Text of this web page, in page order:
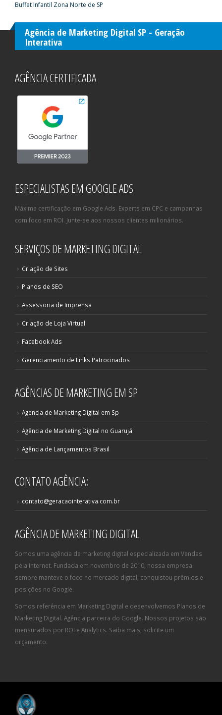
Buffet Infantil Zona Norte de SP
Agência de Marketing Digital SP - Geração
Interativa
AGÊNCIA CERTIFICADA
ESPECIALISTAS EM GOOGLE ADS
Máxima certificação em Google Ads. Experts em CPC e campanhas
com foco em ROI. Junte-se aos nossos clientes milionários.
SERVIÇOS DE MARKETING DIGITAL
Criação de Sites
Planos de SEO
Assessoria de Imprensa
Criação de Loja Virtual
Facebook Ads
Gerenciamento de Links Patrocinados
AGÊNCIAS DE MARKETING EM SP
Agencia de Marketing Digital em Sp
Agência de Marketing Digital no Guarujá
Agência de Lançamentos Brasil
CONTATO AGÊNCIA:
contato@geracaointerativa.com.br
AGÊNCIA DE MARKETING DIGITAL
Somos uma agência de marketing digital especializada em Vendas
pela Internet. Fundada em novembro de 2010, nossa empresa
sempre manteve o foco no mercado digital, conquistou prêmios e
posições no Google.
Somos referência em Marketing Digital e desenvolvemos Planos de
Marketing Digital. Agência parceira do Google. Nossos projetos são
mensurados por ROI e Analytics. Saiba mais, solicite um
orçamento.